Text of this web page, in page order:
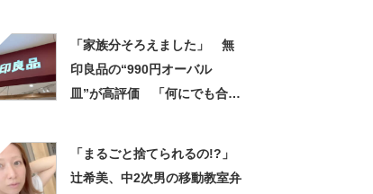
「家族分そろえました」 無
印良品の“990円オーバル
皿”が高評価 「何にでも合
「まるごと捨てられるの!?」
辻希美、中2次男の移動教室弁